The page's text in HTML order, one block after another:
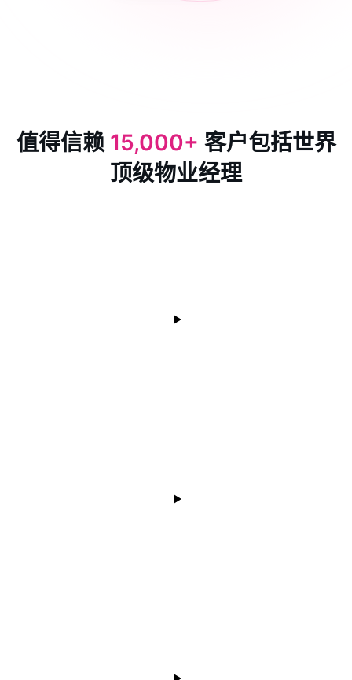
值得信赖 15,000+ 客户包括世界
顶级物业经理